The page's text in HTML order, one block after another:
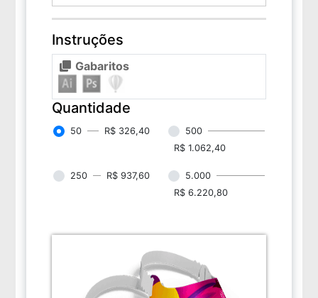
Instruções
Gabaritos
Quantidade
50 R$ 326,40
500
R$ 1.062,40
250 R$ 937,60
5.000
R$ 6.220,80